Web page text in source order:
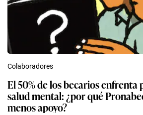
Colaboradores
El 50% de los becarios enfrenta
salud mental: ¿por qué
menos apoyo?